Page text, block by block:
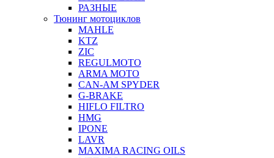
РАЗНЫЕ
Тюнинг мотоциклов
MAHLE
KTZ
ZIC
REGULMOTO
ARMA MOTO
CAN-AM SPYDER
G-BRAKE
HIFLO FILTRO
HMG
IPONE
LAVR
MAXIMA RACING OILS